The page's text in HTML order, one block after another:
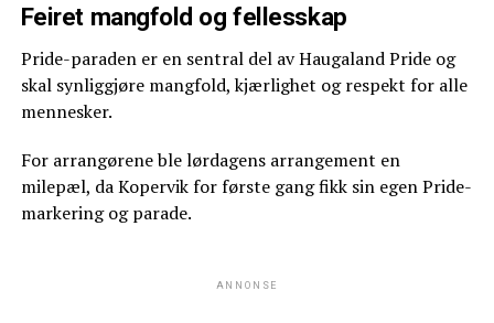
Feiret mangfold og fellesskap
Pride-paraden er en sentral del av Haugaland Pride og
skal synliggjøre mangfold, kjærlighet og respekt for alle
mennesker.
For arrangørene ble lørdagens arrangement en
milepæl, da Kopervik for første gang fikk sin egen Pride-
markering og parade.
ANNONSE